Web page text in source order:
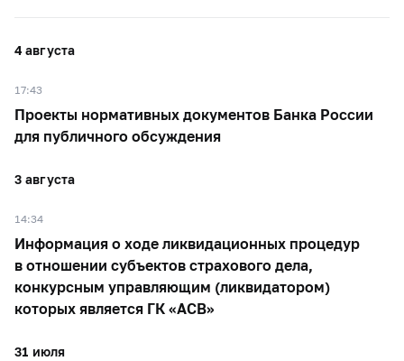
4 августа
17:43
Проекты нормативных документов Банка России
для публичного обсуждения
3 августа
14:34
Информация о ходе ликвидационных процедур
в отношении субъектов страхового дела,
конкурсным управляющим (ликвидатором)
которых является ГК «АСВ»
31 июля